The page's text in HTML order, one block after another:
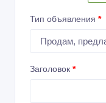
Тип объявления *
Заголовок *